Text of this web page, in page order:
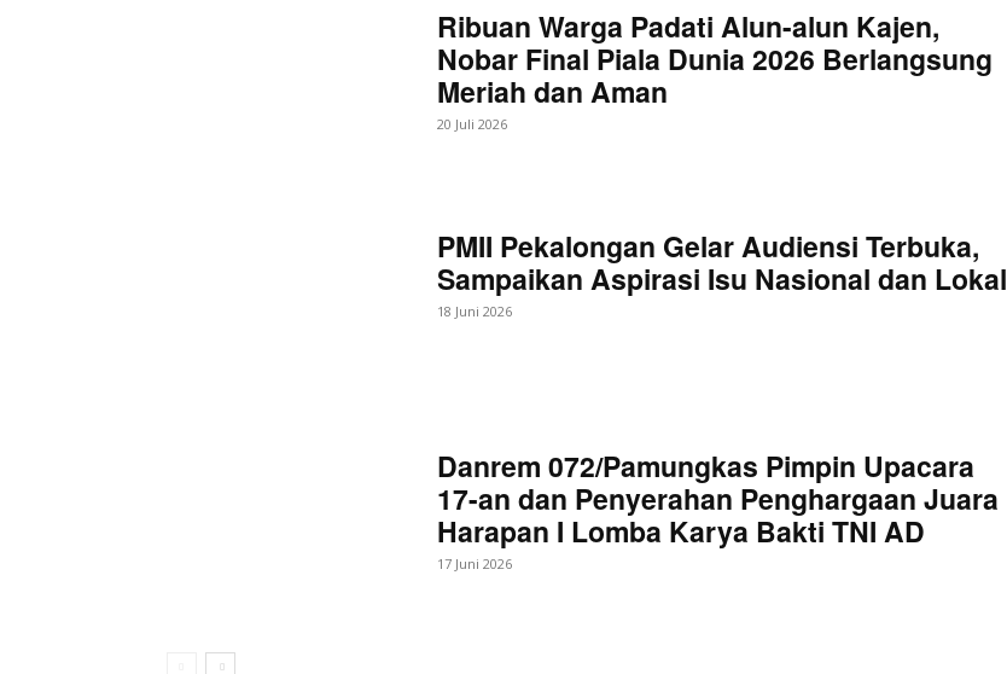
Ribuan Warga Padati Alun-alun Kajen,
Nobar Final Piala Dunia 2026 Berlangsung
Meriah dan Aman
20 Juli 2026
PMII Pekalongan Gelar Audiensi Terbuka,
Sampaikan Aspirasi Isu Nasional dan Lokal
18 Juni 2026
Danrem 072/Pamungkas Pimpin Upacara
17-an dan Penyerahan Penghargaan Juara
Harapan I Lomba Karya Bakti TNI AD
17 Juni 2026